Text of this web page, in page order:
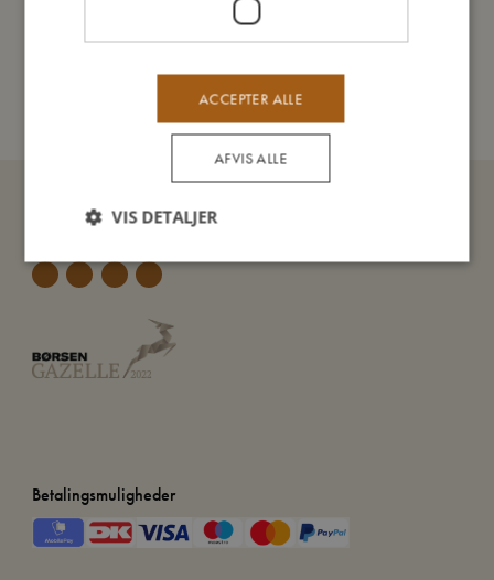
Betalingsmuligheder
ACCEPTER ALLE
AFVIS ALLE
VIS DETALJER